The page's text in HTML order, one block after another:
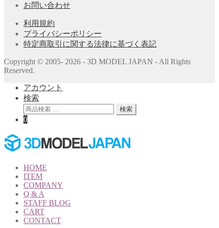
お問い合わせ
利用規約
プライバシーポリシー
特定商取引に関する法律に基づく表記
Copyright © 2005- 2026 - 3D MODEL JAPAN - All Rights
Reserved.
アカウント
検索
検
索
象:
検索
0
HOME
ITEM
COMPANY
Q & A
STAFF BLOG
CART
CONTACT